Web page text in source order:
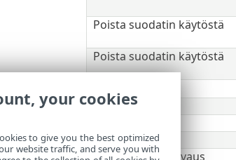
Poista suodatin käytöstä
Poista suodatin käytöstä
Kopioi kaikki
Vie kaikki
Tunnistuksen kuvaus
your cookies
to give you the best optimized
website traffic, and serve you with